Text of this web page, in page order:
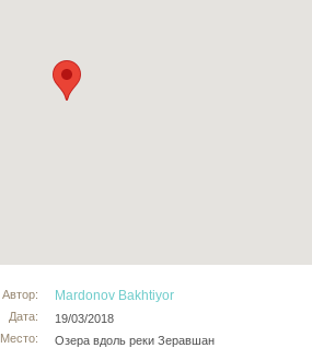
Автор:
Дата:
Место:
Mardonov Bakhtiyor
19/03/2018
Озера вдоль реки Зеравшан